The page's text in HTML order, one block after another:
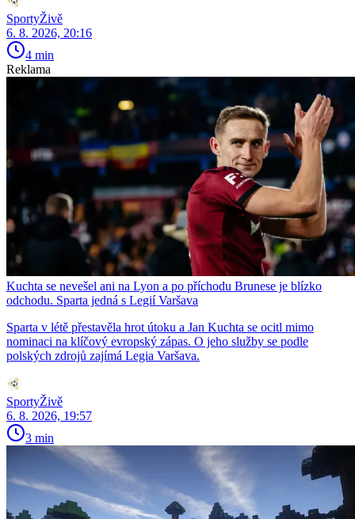
SportyŽivě
6. 8. 2026, 20:16
4 min
Reklama
Kuchta se nevešel ani na Lyon a po příchodu Brunese je blízko
odchodu. Sparta jedná s Legií Varšava
Sparta v létě přestavěla hrot útoku a Jan Kuchta se ocitl mimo
nominaci na klíčový evropský zápas. O jeho služby se podle
polských zdrojů zajímá Legia Varšava.
SportyŽivě
6. 8. 2026, 19:57
3 min